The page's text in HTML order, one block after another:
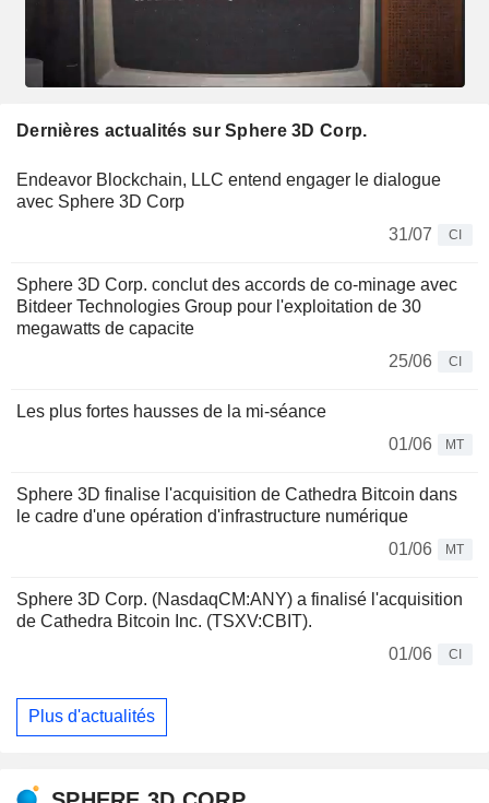
Dernières actualités sur Sphere 3D Corp.
Endeavor Blockchain, LLC entend engager le dialogue
avec Sphere 3D Corp
31/07
CI
Sphere 3D Corp. conclut des accords de co-minage avec
Bitdeer Technologies Group pour l'exploitation de 30
megawatts de capacite
25/06
CI
Les plus fortes hausses de la mi-séance
01/06
MT
Sphere 3D finalise l'acquisition de Cathedra Bitcoin dans
le cadre d'une opération d'infrastructure numérique
01/06
MT
Sphere 3D Corp. (NasdaqCM:ANY) a finalisé l'acquisition
de Cathedra Bitcoin Inc. (TSXV:CBIT).
01/06
CI
Plus d'actualités